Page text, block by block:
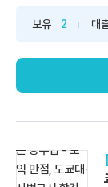
보유 2 대